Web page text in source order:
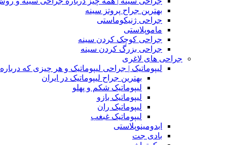
بهترین جراح پروتز سینه
جراحی ژنیکوماستی
ماموپلاستی
جراحی کوچک کردن سینه
جراحی بزرگ کردن سینه
جراحی های لاغری
لیپوماتیک | جراحی لیپوماتیک و هر چیزی که درباره
بهترین جراح لیپوماتیک در ایران
لیپوماتیک شکم و پهلو
لیپوماتیک بازو
لیپوماتیک ران
لیپوماتیک غبغب
ابدومینوپلاستی
بادی‌ جت